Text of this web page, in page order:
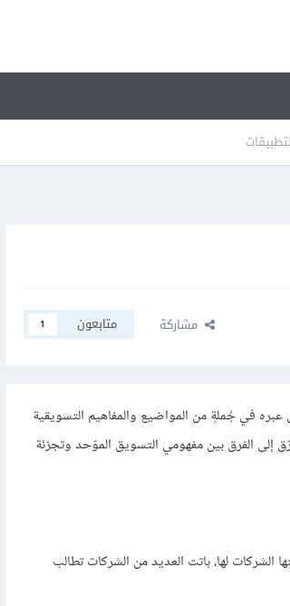
مشاركة متابعون 1
في جُملةٍ من المواضيع والمفاهيم التسويقية
إلى الفرق بين مفهومي التسويق الموّحد وتجزئة
لها، باتت العديد من الشركات تطالب